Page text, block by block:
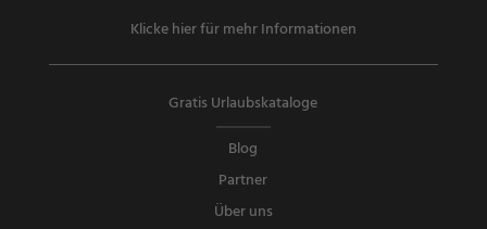
Klicke hier für mehr Informationen
Gratis Urlaubskataloge
Blog
Partner
Über uns